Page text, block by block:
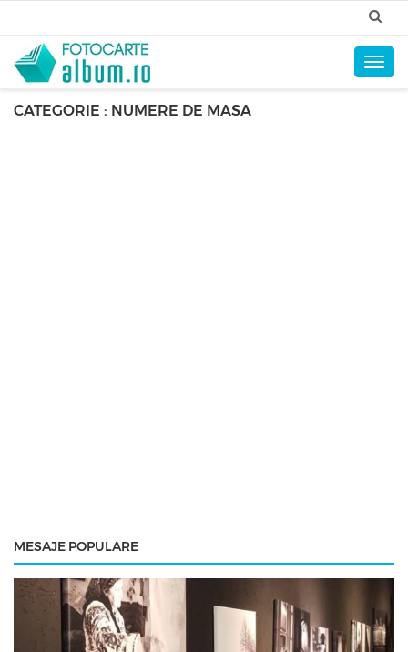
CATEGORIE : NUMERE DE MASA
MESAJE POPULARE